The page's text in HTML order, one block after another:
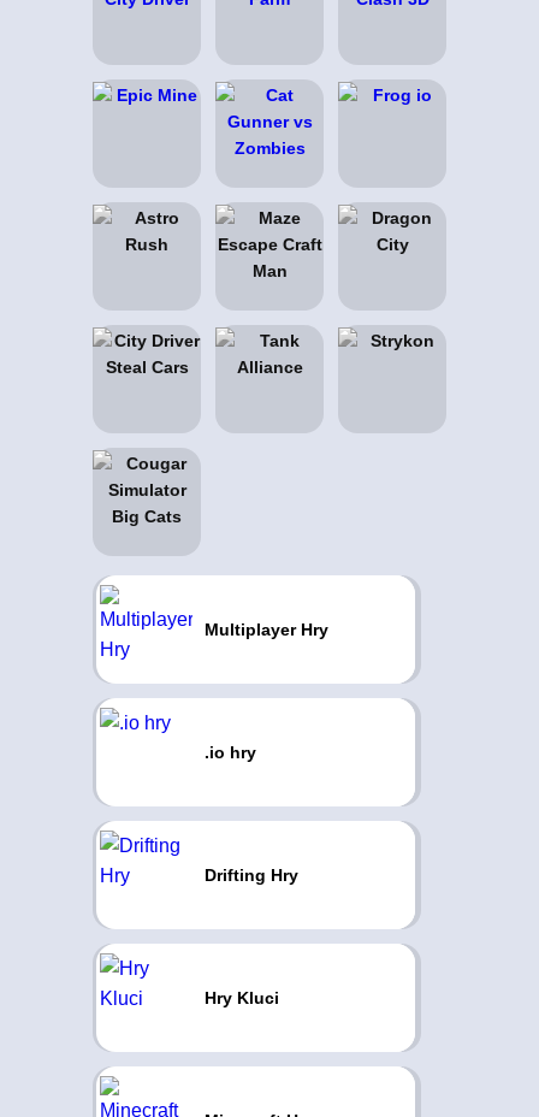
Multiplayer Hry
.io hry
Drifting Hry
Hry Kluci